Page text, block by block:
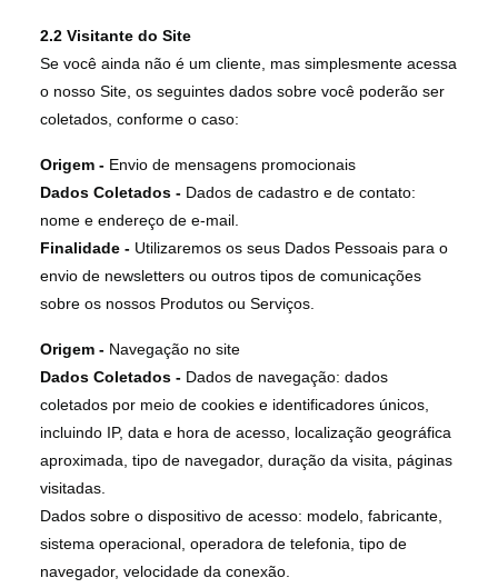
2.2 Visitante do Site
Se você ainda não é um cliente, mas simplesmente acessa
o nosso Site, os seguintes dados sobre você poderão ser
coletados, conforme o caso:
Origem - Envio de mensagens promocionais
Dados Coletados - Dados de cadastro e de contato:
nome e endereço de e-mail.
Finalidade - Utilizaremos os seus Dados Pessoais para o
envio de newsletters ou outros tipos de comunicações
sobre os nossos Produtos ou Serviços.
Origem - Navegação no site
Dados Coletados - Dados de navegação: dados
coletados por meio de cookies e identificadores únicos,
incluindo IP, data e hora de acesso, localização geográfica
aproximada, tipo de navegador, duração da visita, páginas
visitadas.
Dados sobre o dispositivo de acesso: modelo, fabricante,
sistema operacional, operadora de telefonia, tipo de
navegador, velocidade da conexão.